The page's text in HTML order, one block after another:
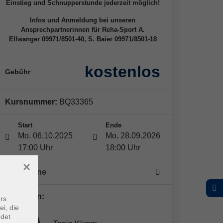
Einstieg und Schnupperstunde jederzeit möglich!
Infos und Anmeldung bei unseren
Ansprechpartnerinnen für Reha-Sport A.
Ellwanger 09971/8501-40, S. Baier 09971/8501-18
Gebühr kostenlos
Kursnummer: BQ33365
Start
Mo. 06.10.2025
17:00 Uhr
Ende
Mo. 28.09.2026
18:00 Uhr
46 Termine
Dozent*in:
die
×